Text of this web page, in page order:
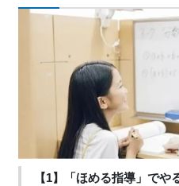
【1】「ほめる指導」でや